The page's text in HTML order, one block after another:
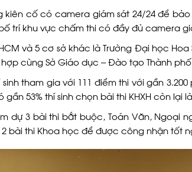
cố có camera giám sát 24/24 để
trí khu vực chấm thi có đầy đủ camera
và 5 cơ sở khác là Trường Đại học
cùng Sở Giáo dục – Đào tạo Thành
tham gia với 111 điểm thi với gần
53% thí sinh chọn bài thi KHXH còn lại
dự 3 bài thi bắt buộc, Toán Văn, Ngoại
bài thi Khoa học để được công nhận